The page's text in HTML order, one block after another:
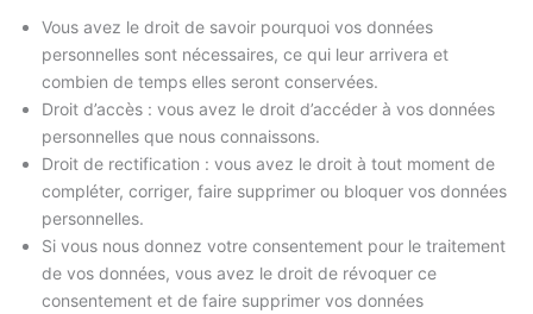
Vous avez le droit de savoir pourquoi vos données
personnelles sont nécessaires, ce qui leur arrivera et
combien de temps elles seront conservées.
Droit d’accès : vous avez le droit d’accéder à vos données
personnelles que nous connaissons.
Droit de rectification : vous avez le droit à tout moment de
compléter, corriger, faire supprimer ou bloquer vos données
personnelles.
Si vous nous donnez votre consentement pour le traitement
de vos données, vous avez le droit de révoquer ce
consentement et de faire supprimer vos données